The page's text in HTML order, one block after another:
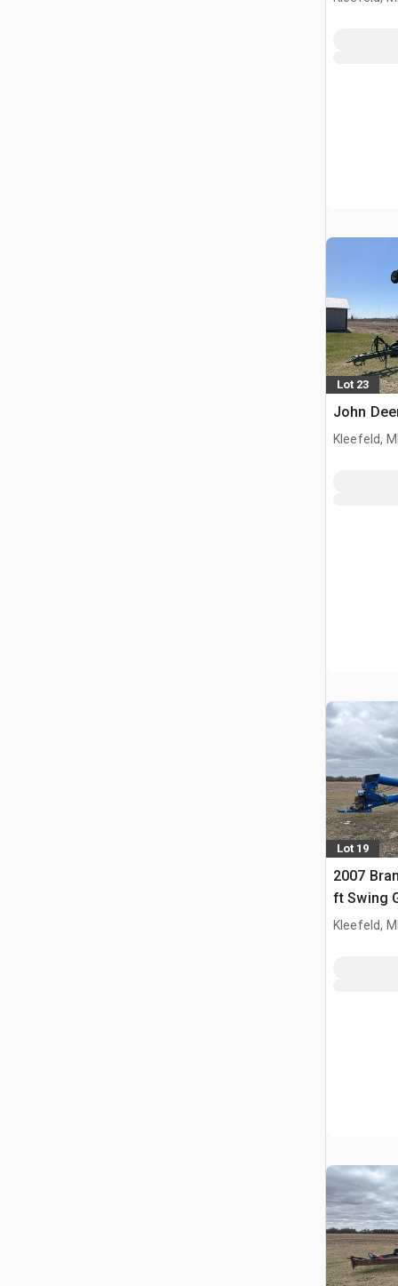
Lot 23
John
Kleefeld,
Lot 19
2007
ft Swing
Kleefeld,